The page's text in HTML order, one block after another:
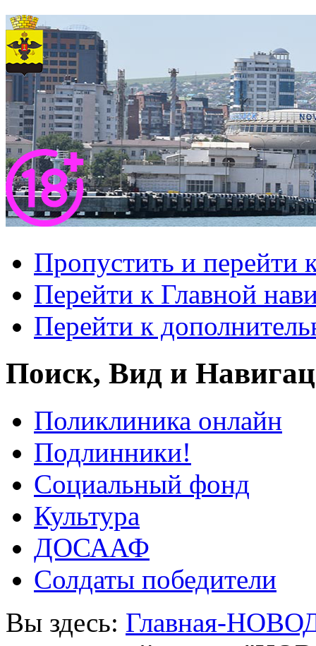
Пропустить и перейти
Перейти к Главной
Перейти к
Поиск, Вид и
Поликлиника онлайн
Подлинники!
Социальный фонд
Культура
ДОСААФ
Солдаты победители
Вы здесь: Главная-